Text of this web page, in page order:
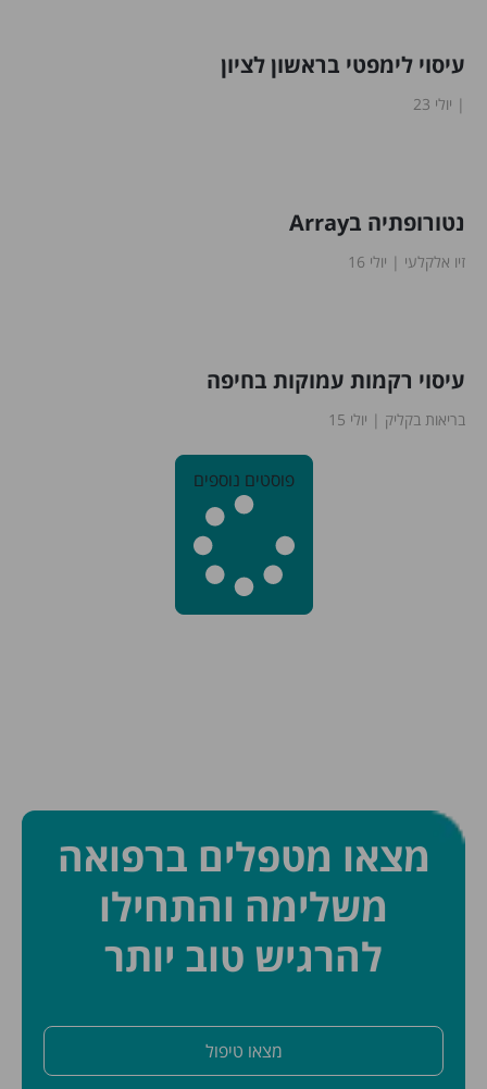
עיסוי לימפטי בראשון לציון
יולי 23
נטורופתיה בArray
זיו אלקלעי יולי 16
עיסוי רקמות עמוקות בחיפה
בריאות בקליק יולי 15
פוסטים נוספים
מצאו מטפלים ברפואה
משלימה והתחילו
להרגיש טוב יותר
מצאו טיפול